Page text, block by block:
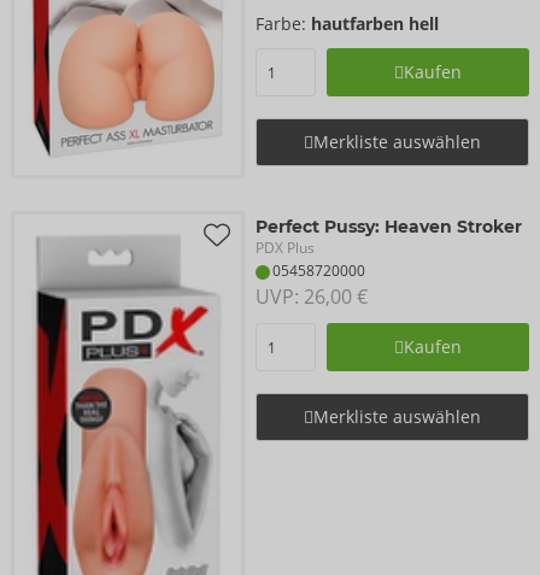
Farbe: hautfarben hell
Kaufen
Merkliste auswählen
Perfect Pussy: Heaven Stroker
PDX Plus
05458720000
UVP: 26,00 €
Kaufen
Merkliste auswählen